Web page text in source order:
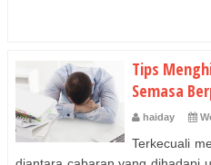
Tips
Semasa
haiday
Terkecuali